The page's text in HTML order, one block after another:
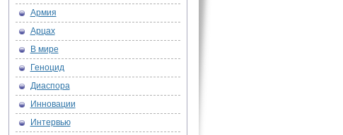
Армия
Арцах
В мире
Геноцид
Диаспора
Инновации
Интервью